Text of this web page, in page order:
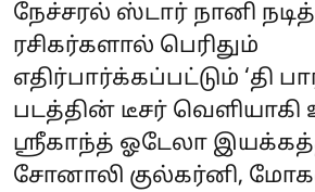
நேச்சரல் ஸ்டார் நானி
ரசிகர்களால் பெரிதும்
எதிர்பார்க்கப்பட்டும் ‘தி
படத்தின் டீசர் வெளியாகி
ஸ்ரீகாந்த் ஓடேலா
சோனாலி குல்கர்னி,